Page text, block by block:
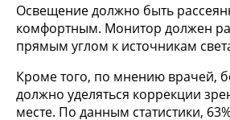
Освещение должно быть
комфортным. Монитор должен
прямым углом к источникам
Кроме того, по мнению врачей,
должно уделяться коррекции
месте. По данным статистики,